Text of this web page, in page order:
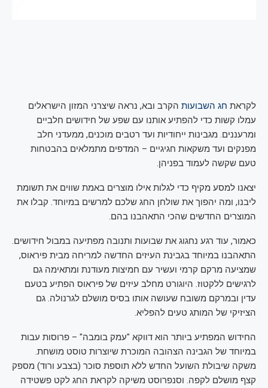
לקראת חג השבועות הקרב ובא, נראה שיצרני המזון הישראלים
עמלו קשות כדי להפתיע אותנו עם שפע של חידושים חלביים
ומרעננים. מגבינות ייחודיות ועד רטבים מוכנים, ממעדני חלב
מפנקים ועד משקאות חגיגיים – המדפים מתמלאים בהבטחות
טעם שקשה לעמוד בפניהן.
יצאנו למסע מקיף כדי לגלות אילו מוצרים באמת שווים את תשומת
ליבנו, ומה יהפוך את שולחן החג שלכם למרשים במיוחד. קבלו את
המוצרים החדשים שהכי התאהבנו בהם.
כאמור, עוד רגע נחגוג את שבועות ותנובה מפתיעה במבול חידושים.
התאהבנו במיוחד בגבינת העיזים החדשה למריחה מבית פיראוס,
שמציעה מרקם קרמי ועשיר עם חמיצות מעודנת ומתאימה גם
לרגישים ללקטוז. היוגורט מחלב עיזים של פיראוס הפתיע בטעם
עדין ובמרקם משובח שעושה אותו בסיס מושלם לגרנולה. גם
הציזיקי של המותג טעים להפליא.
החידוש המפתיע ביותר הוא דווקא "עמק בומבה" – פרוסות עבות
במיוחד של הגבינה הצהובה המוכרת שיוצרות טוסט מושחת.
משקה שיבולת השועל החדש ללא תוספת סוכר (בצבע ורוד) מספק
קצף מושלם לקפה. וסנפרוסט משיקה לקראת החג לקט פשטידה